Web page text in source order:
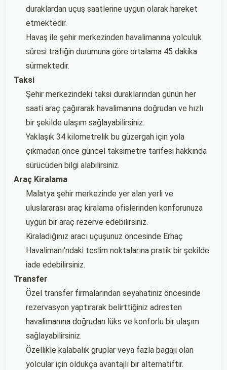
duraklardan uçuş saatlerine uygun olarak hareket
etmektedir.
Havaş ile şehir merkezinden havalimanına yolculuk
süresi trafiğin durumuna göre ortalama 45 dakika
sürmektedir.
Taksi
Şehir merkezindeki taksi duraklarından günün her
saati araç çağırarak havalimanına doğrudan ve hızlı
bir şekilde ulaşım sağlayabilirsiniz.
Yaklaşık 34 kilometrelik bu güzergah için yola
çıkmadan önce güncel taksimetre tarifesi hakkında
sürücüden bilgi alabilirsiniz.
Araç Kiralama
Malatya şehir merkezinde yer alan yerli ve
uluslararası araç kiralama ofislerinden konforunuza
uygun bir araç rezerve edebilirsiniz.
Kiraladığınız aracı uçuşunuz öncesinde Erhaç
Havalimanı'ndaki teslim noktalarına pratik bir şekilde
iade edebilirsiniz.
Transfer
Özel transfer firmalarından seyahatiniz öncesinde
rezervasyon yaptırarak belirttiğiniz adresten
havalimanına doğrudan lüks ve konforlu bir ulaşım
sağlayabilirsiniz.
Özellikle kalabalık gruplar veya fazla bagajı olan
yolcular için oldukça avantajlı bir alternatiftir.